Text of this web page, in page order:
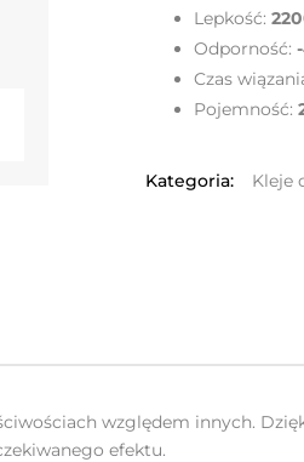
Lepkość:
Odporność:
Czas
Pojemność:
Kategoria: Kleje
względem innych.
efektu.